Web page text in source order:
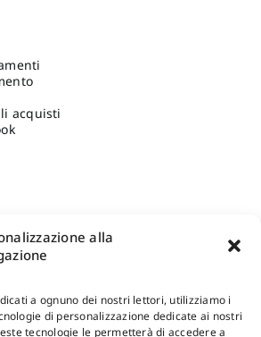
alla
a ognuno dei nostri lettori, utilizziamo i
di personalizzazione dedicate ai nostri
tecnologie le permetterà di accedere a
acquisti